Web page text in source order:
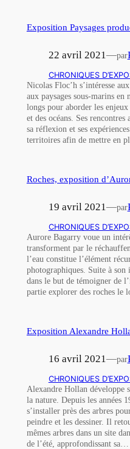
Exposition Paysages
22 avril 2021—par
CHRONIQUES
Nicolas Floc’h s’intéresse
aux paysages sous-marins en
longs pour aborder les
et des océans. Ses
sa réflexion et ses
territoires afin de mettre en
Roches, exposition
19 avril 2021—par
CHRONIQUES
Aurore Bagarry voue un
transforment par le
l’eau constitue l’élément
photographiques. Suite à son
dans le but de témoigner de
partie explorer des roches le
Exposition Alexandre
16 avril 2021—par
CHRONIQUES
Alexandre Hollan développe
la nature. Depuis les années
s’installer près des arbres
peindre et les dessiner. Il
mêmes arbres dans un site
de l’été, approfondissant sa…